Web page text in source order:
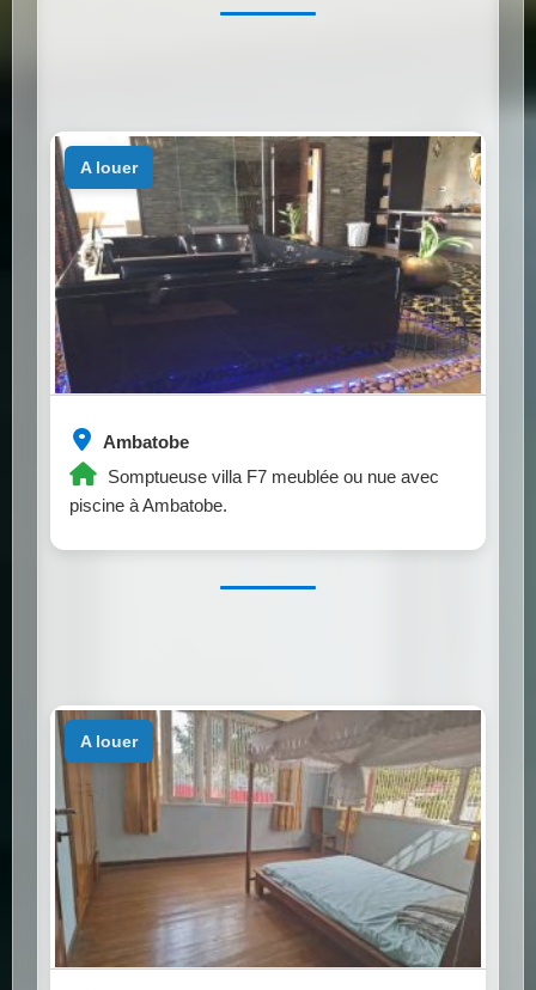
Ambatobe
Somptueuse villa F7 meublée ou nue avec
piscine à Ambatobe.
a louer
a louer